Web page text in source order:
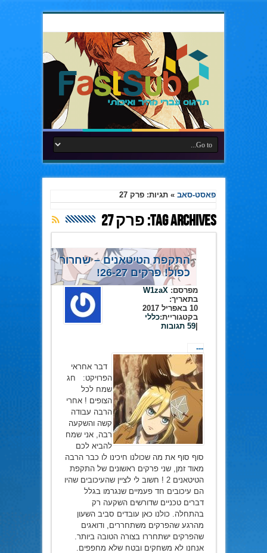
פאסט-סאב »תגיות: פרק 27
Tag Archives: פרק 27
התקפת הטיטאנים – שחרור
כפול! פרקים 26-27!
מפרסם:W1zaX
בתאריך:
10 באפריל 2017
בקטגוריית:כללי
|59 תגובות
---
דבר אחראי
הפרויקט: חג
שמח לכל
הצופים ! אחרי
הרבה עבודה
קשה והשקעה
רבה, אני שמח
להביא לכם
סוף סוף את מה שכולנו חיכינו לו כבר הרבה
מאוד זמן, שני פרקים ראשונים של התקפת
הטיטאנים 2 ! חשוב לי לציין שהעיכובים שהיו
הם עיכובים חד פעמיים שנגרמו בגלל
דברים טכניים שדורשים השקעה רק
בהתחלה. כולנו כאן עובדים סביב השעון
מהרגע שהפרקים משתחררים, ודואגים
שהפרקים ישתחררו בצורה הטובה ביותר.
אנחנו לא משחקים ובטח שלא מחפפים.